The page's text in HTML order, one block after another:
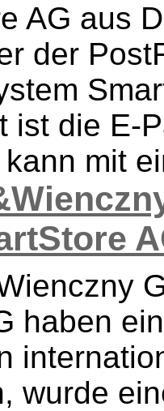
AG aus
der
ist die E-
mit
haben
wurde